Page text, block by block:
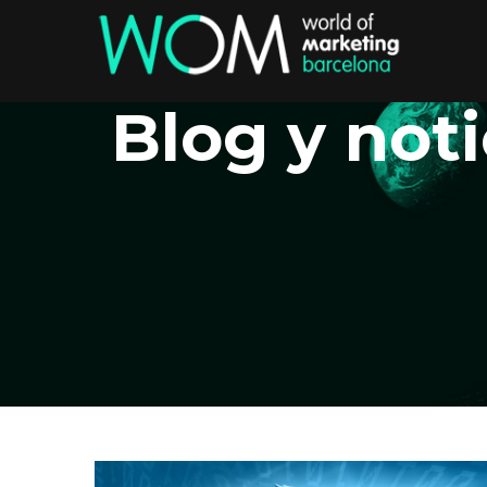
Blog y